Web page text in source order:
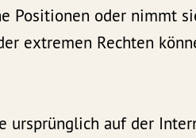
Positionen oder nimmt
extremen Rechten
ursprünglich auf der